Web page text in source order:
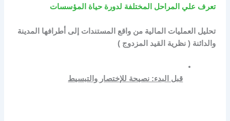
تعرف علي المراحل المختلفة لدورة حياة المؤسسات
تحليل العمليات المالية من واقع المستندات إلى أطرافها المدينة
والدائنة ( نظرية القيد المزدوج )
قبل البدء: نصيحة للإختصار والتبسيط